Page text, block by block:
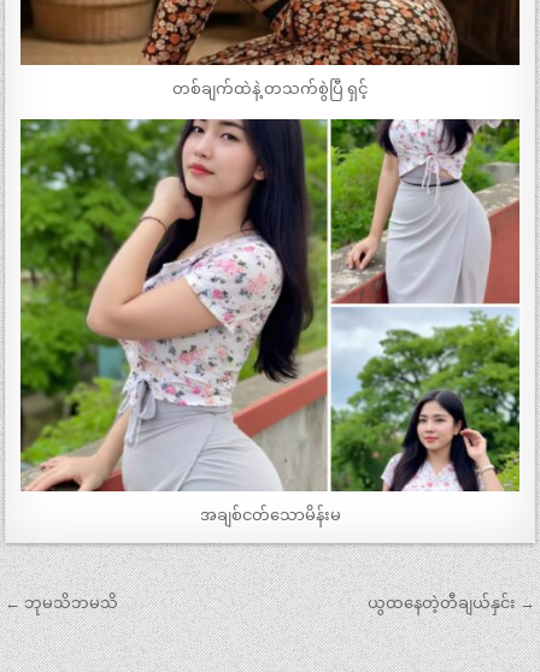
တစ်ချက်ထဲနဲ့ တသက်စွဲပြီ ရှင့်
အချစ်ငတ်သောမိန်းမ
Post
navigation
← ဘုမသိဘမသိ ယွထနေတဲ့တီချယ်နှင်း →